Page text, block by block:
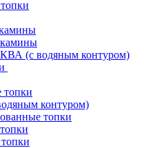
(с водяным контуром)
контуром)
топки